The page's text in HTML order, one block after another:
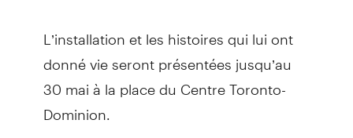
L’installation et les histoires qui lui ont
donné vie seront présentées jusqu’au
30 mai à la place du Centre Toronto-
Dominion.